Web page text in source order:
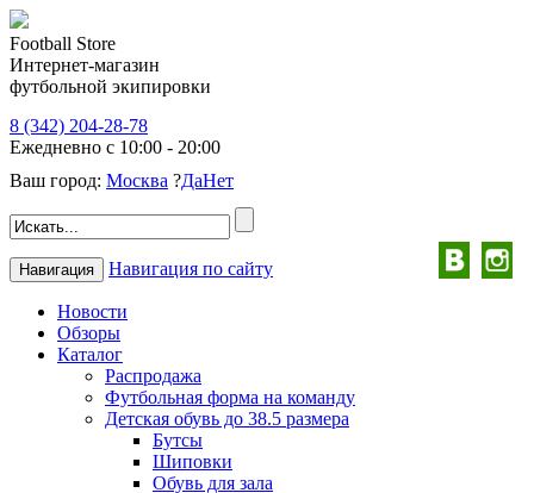
Football Store
Интернет-магазин
футбольной экипировки
8 (342) 204-28-78
Ежедневно с 10:00 - 20:00
Ваш город: Москва ?ДаНет
Навигация Навигация по сайту
Новости
Обзоры
Каталог
Распродажа
Футбольная форма на команду
Детская обувь до 38.5 размера
Бутсы
Шиповки
Обувь для зала